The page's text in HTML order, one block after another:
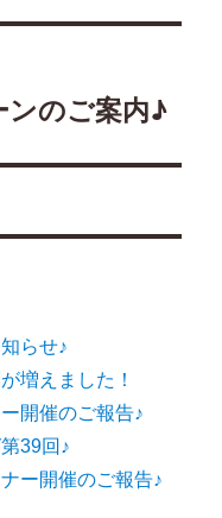
ンのご案内♪
らせ♪
増えました！
開催のご報告♪
39回♪
ー開催のご報告♪